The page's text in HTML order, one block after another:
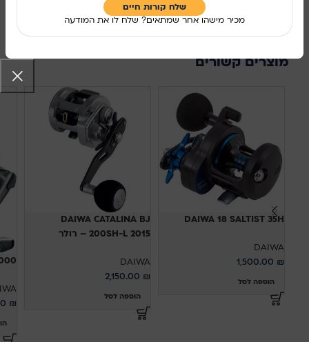
שלח קורות חיים​
מכיר מישהו אחר שמתאים? שלח לו את המודעה
118000
שיתוף ברשתות החברתיות:
מוצרים קשורים
DAIWA 18 SALTIST 35H
DAIWA
1,500.00 ₪
הוספה לסל
DAIWA CATALINA BJ
200SH-L 2015 – רולר
DAIWA
2,150.00 ₪
הוספה לסל
₪